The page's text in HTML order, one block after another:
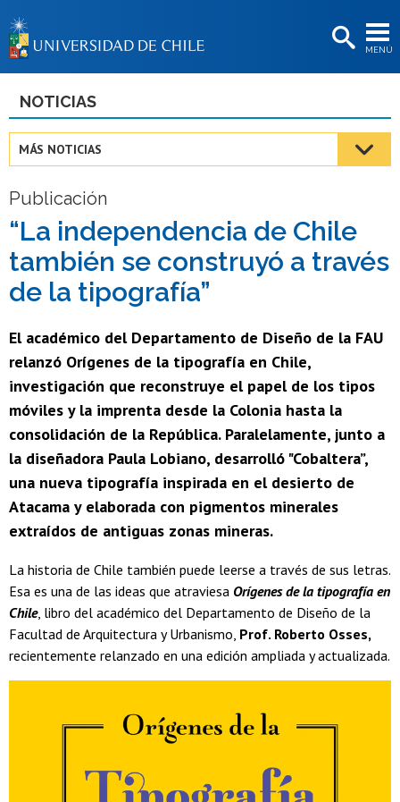
MENÚ
BIBLIOTECAS
Estudiantes
Funcionarias/os
Egresadas/os
NOTICIAS
MÁS NOTICIAS
Publicación
“La independencia de Chile
también se construyó a través
de la tipografía”
El académico del Departamento de Diseño de la FAU
relanzó Orígenes de la tipografía en Chile,
investigación que reconstruye el papel de los tipos
móviles y la imprenta desde la Colonia hasta la
consolidación de la República. Paralelamente, junto a
la diseñadora Paula Lobiano, desarrolló "Cobaltera”,
una nueva tipografía inspirada en el desierto de
Atacama y elaborada con pigmentos minerales
extraídos de antiguas zonas mineras.
La historia de Chile también puede leerse a través de sus letras.
Esa es una de las ideas que atraviesa Orígenes de la tipografía en
Chile, libro del académico del Departamento de Diseño de la
Facultad de Arquitectura y Urbanismo, Prof. Roberto Osses,
recientemente relanzado en una edición ampliada y actualizada.